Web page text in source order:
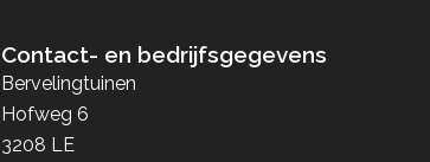
Contact- en bedrijfsgegevens
Bervelingtuinen
Hofweg 6
3208 LE